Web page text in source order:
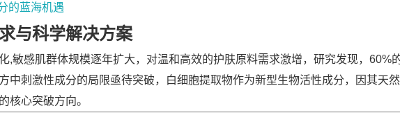
的蓝海机遇
与科学解决方案
,敏感肌群体规模逐年扩大，对温和高效的护肤原料需求激增，研究发现，60%
中刺激性成分的局限亟待突破，白细胞提取物作为新型生物活性成分，因其天然
核心突破方向。